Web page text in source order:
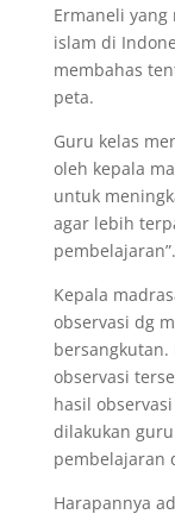
Ermaneli
islam di
membahas
peta.
Guru kelas
oleh kepala
untuk
agar lebih
Kepala
observasi dg
observasi
hasil
dilakukan
pembelajaran
Harapannya